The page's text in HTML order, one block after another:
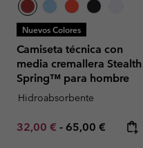
Nuevos Colores
Camiseta técnica con
media cremallera Stealth
Spring™ para hombre
Hidroabsorbente
Minimum sale price:
32,00 € - Maximum price:
65,00 €